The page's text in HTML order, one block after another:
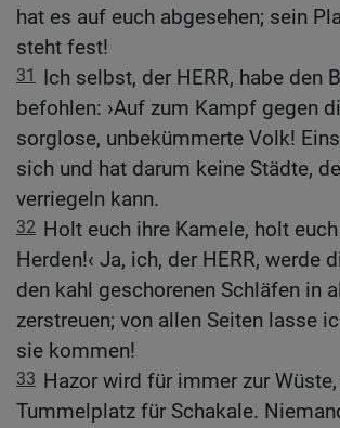
hat es auf euch abgesehen; sein
steht fest!
31 Ich selbst, der HERR, habe den
befohlen: ›Auf zum Kampf gegen
sorglose, unbekümmerte Volk!
sich und hat darum keine Städte,
verriegeln kann.
32 Holt euch ihre Kamele, holt
Herden!‹ Ja, ich, der HERR, werde
den kahl geschorenen Schläfen in
zerstreuen; von allen Seiten lasse
sie kommen!
33 Hazor wird für immer zur
Tummelplatz für Schakale.